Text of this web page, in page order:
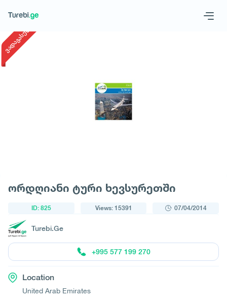
Request a tour
ვადაგასული
ორდღიანი ტური ხევსურეთში
ID: 825 Views: 15391 07/04/2014
Turebi.Ge
+995 577 199 270
Location
United Arab Emirates